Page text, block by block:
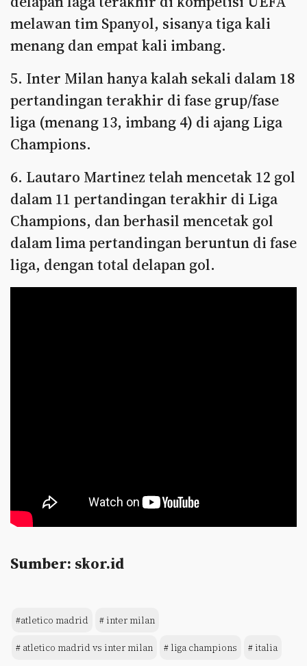
melawan tim Spanyol, sisanya tiga kali
menang dan empat kali imbang.
5. Inter Milan hanya kalah sekali dalam 18
pertandingan terakhir di fase grup/fase
liga (menang 13, imbang 4) di ajang Liga
Champions.
6. Lautaro Martinez telah mencetak 12 gol
dalam 11 pertandingan terakhir di Liga
Champions, dan berhasil mencetak gol
dalam lima pertandingan beruntun di fase
liga, dengan total delapan gol.
Sumber: skor.id
#atletico madrid # inter milan
# atletico madrid vs inter milan # liga champions # italia